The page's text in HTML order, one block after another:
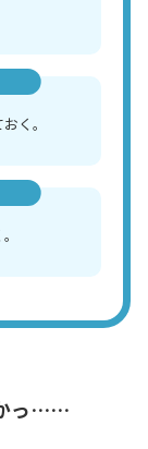
く。
っ……